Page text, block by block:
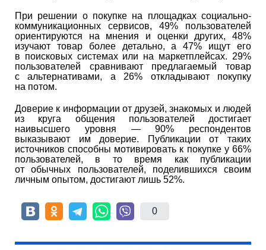
При решении о покупке на площадках социально-
коммуникационных сервисов, 49% пользователей
ориентируются на мнения и оценки других, 48%
изучают товар более детально, а 47% ищут его
в поисковых системах или на маркетплейсах. 29%
пользователей сравнивают предлагаемый товар
с альтернативами, а 26% откладывают покупку
на потом.
Доверие к информации от друзей, знакомых и людей
из круга общения пользователей достигает
наивысшего уровня — 90% респондентов
выказывают им доверие. Публикации от таких
источников способны мотивировать к покупке у 66%
пользователей, в то время как публикации
от обычных пользователей, поделившихся своим
личным опытом, достигают лишь 52%.
0